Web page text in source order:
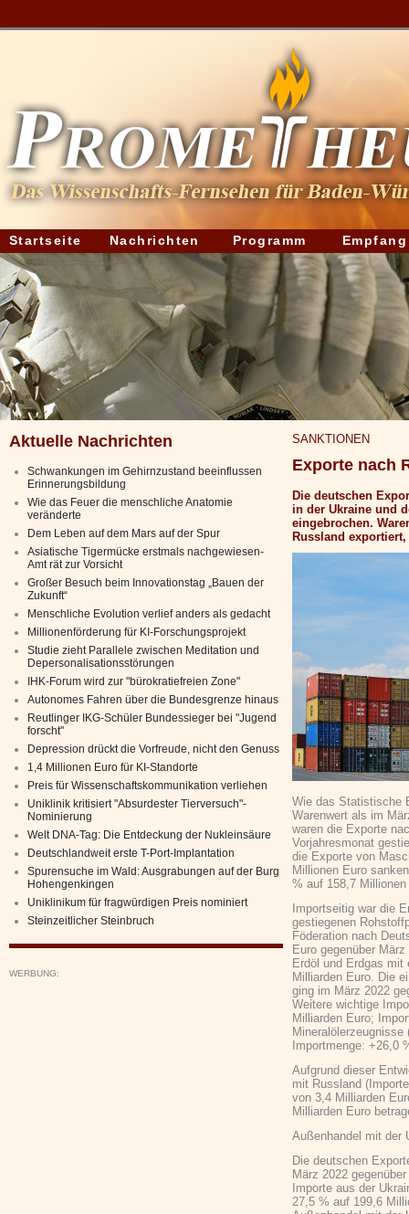
Startseite Nachrichten Programm Empfang
Aktuelle Nachrichten
Schwankungen im Gehirnzustand beeinflussen
Erinnerungsbildung
Wie das Feuer die menschliche Anatomie
veränderte
Dem Leben auf dem Mars auf der Spur
Asiatische Tigermücke erstmals nachgewiesen-
Amt rät zur Vorsicht
Großer Besuch beim Innovationstag „Bauen der
Zukunft“
Menschliche Evolution verlief anders als gedacht
Millionenförderung für KI-Forschungsprojekt
Studie zieht Parallele zwischen Meditation und
Depersonalisationsstörungen
IHK-Forum wird zur "bürokratiefreien Zone"
Autonomes Fahren über die Bundesgrenze hinaus
Reutlinger IKG-Schüler Bundessieger bei "Jugend
forscht"
Depression drückt die Vorfreude, nicht den Genuss
1,4 Millionen Euro für KI-Standorte
Preis für Wissenschaftskommunikation verliehen
Uniklinik kritisiert "Absurdester Tierversuch"-
Nominierung
Welt DNA-Tag: Die Entdeckung der Nukleinsäure
Deutschlandweit erste T-Port-Implantation
Spurensuche im Wald: Ausgrabungen auf der Burg
Hohengenkingen
Uniklinikum für fragwürdigen Preis nominiert
Steinzeitlicher Steinbruch
WERBUNG:
SANKTIONEN
Exporte nach
Die deutschen
in der Ukraine und
eingebrochen.
Russland
Wie das Statistische
Warenwert als im
waren die Exporte
Vorjahresmonat
die Exporte von
Millionen Euro
% auf 158,7
Importseitig war die
gestiegenen
Föderation nach
Euro gegenüber
Erdöl und Erdgas
Milliarden Euro. Die
ging im März 2022
Weitere wichtige
Milliarden Euro;
Importmenge: +26,0
Aufgrund dieser
mit Russland
von 3,4 Milliarden
Milliarden Euro
Außenhandel mit der
Die deutschen
März 2022
Importe aus der
27,5 % auf 199,6